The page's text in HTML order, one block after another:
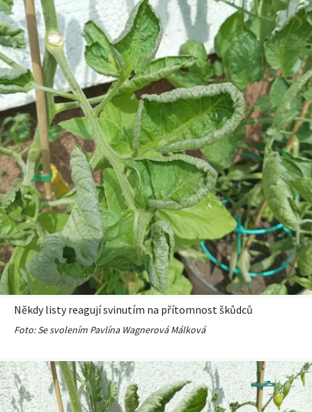
Někdy listy reagují svinutím na přítomnost škůdců
Foto: Se svolením Pavlína Wagnerová Málková